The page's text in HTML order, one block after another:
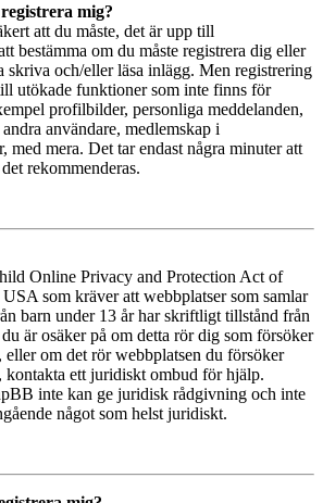
mig?
att du måste, det är upp till
bestämma om du måste registrera dig eller
skriva och/eller läsa inlägg. Men registrering
utökade funktioner som inte finns för
profilbilder, personliga meddelanden,
användare, medlemskap i
med mera. Det tar endast några minuter att
rekommenderas.
Online Privacy and Protection Act of
som kräver att webbplatser som samlar
barn under 13 år har skriftligt tillstånd från
är osäker på om detta rör dig som försöker
eller om det rör webbplatsen du försöker
kontakta ett juridiskt ombud för hjälp.
inte kan ge juridisk rådgivning och inte
något som helst juridiskt.